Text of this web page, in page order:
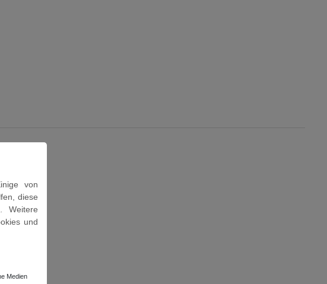
von
diese
Weitere
und
Medien